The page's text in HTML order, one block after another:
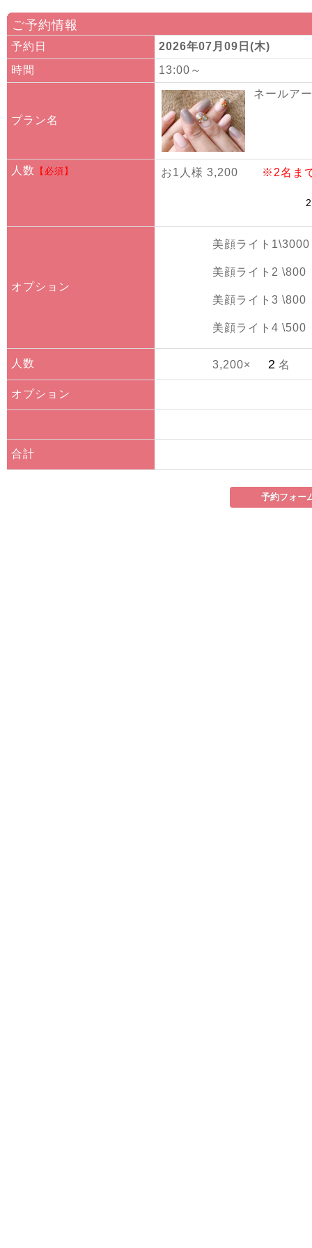
ご予約情報
予約日
2026年07月09日(木)
時間
13:00～
プラン名
ネールア
人数 【必須】 お1人様 3,200 ※2名ま
オプション
美顔ライト1\3000
美顔ライト2 \800
美顔ライト3 \800
美顔ライト4 \500
人数 3,200× 名
オプション
合計